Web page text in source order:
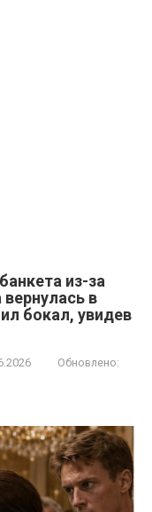
из-за
вернулась в
бокал, увидев
Обновлено: